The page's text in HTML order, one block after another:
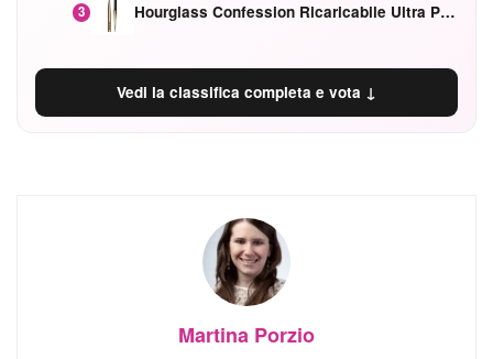
3 Hourglass Confession Ricaricabile Ultra Preciso Ad Alta Intensità Secretly Classic Red
Vedi la classifica completa e vota ↓
Martina Porzio